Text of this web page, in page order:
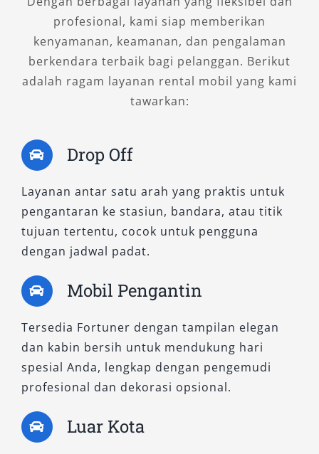
3. Fortuner 2.7 SRZ 4×2 A/T
Varian bensin ini memiliki tenaga halus namun
bertenaga, ideal untuk pengguna yang lebih
sering melakukan perjalanan di area
fitur hiburan modern di kabin, mobil ini cocok
digunakan untuk agenda keluarga, antar
Tegal dan sekitarnya.
B. Tipe Fortuner 4×4
1. Fortuner 2.8 VRZ 4×4 A/T Non RSE
menantang, terutama di area perbukitan atau
rute dengan kondisi jalan tidak rata. Dengan
sistem penggerak empat roda (4WD), mobil ini
mampu melibas berbagai medan dengan stabil.
Cocok untuk kebutuhan survei lapangan, dinas
luar kota, maupun aktivitas off-road ringan.
profesional, kami siap memberikan
kenyamanan, keamanan, dan pengalaman
berkendara terbaik bagi pelanggan. Berikut
adalah ragam layanan rental mobil yang kami
tawarkan:
Drop Off
Layanan antar satu arah yang praktis untuk
pengantaran ke stasiun, bandara, atau titik
tujuan tertentu, cocok untuk pengguna
dengan jadwal padat.
Mobil Pengantin
Tersedia Fortuner dengan tampilan elegan
dan kabin bersih untuk mendukung hari
spesial Anda, lengkap dengan pengemudi
profesional dan dekorasi opsional.
Luar Kota